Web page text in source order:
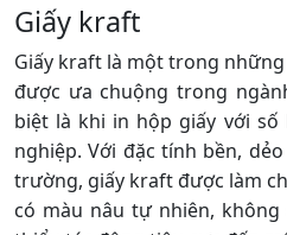
Giấy kraft
Giấy kraft là một trong
được ưa chuộng trong
biệt là khi in hộp giấy với
nghiệp. Với đặc tính bền,
trường, giấy kraft được làm
có màu nâu tự nhiên,